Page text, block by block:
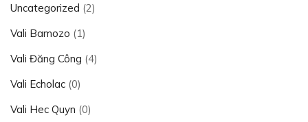
Uncategorized (2)
Vali Bamozo (1)
Vali Đăng Công (4)
Vali Echolac (0)
Vali Hec Quyn (0)